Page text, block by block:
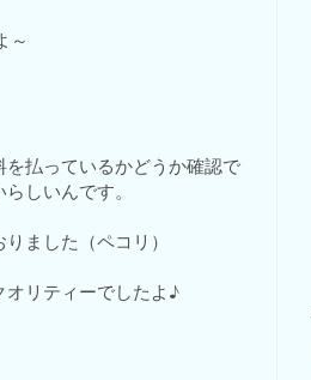
～
払っているかどうか確認で
しいんです。
ました（ペコリ）
リティーでしたよ♪